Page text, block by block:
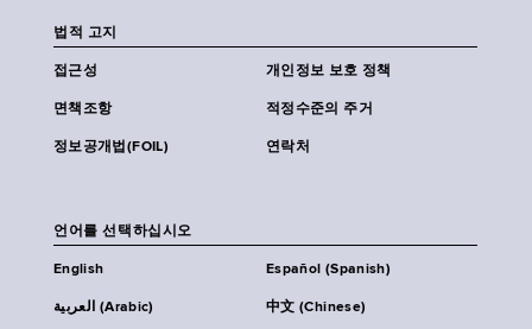
법적 고지
접근성 개인정보 보호 정책
면책조항 적정수준의 주거
정보공개법(FOIL) 연락처
언어를 선택하십시오
English Español (Spanish)
العربية (Arabic) 中文 (Chinese)